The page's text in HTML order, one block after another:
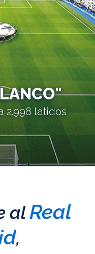
2.998 latidos
alReal
,